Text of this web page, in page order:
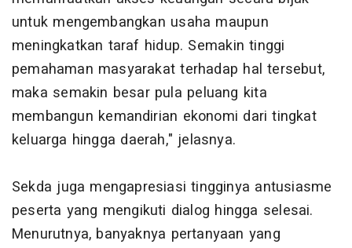
untuk mengembangkan usaha maupun
meningkatkan taraf hidup. Semakin tinggi
pemahaman masyarakat terhadap hal tersebut,
maka semakin besar pula peluang kita
membangun kemandirian ekonomi dari tingkat
keluarga hingga daerah," jelasnya.
Sekda juga mengapresiasi tingginya antusiasme
peserta yang mengikuti dialog hingga selesai.
Menurutnya, banyaknya pertanyaan yang